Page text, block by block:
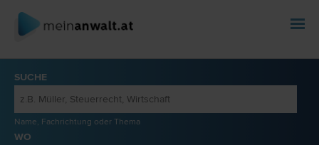
SUCHE
Name, Fachrichtung oder Thema
WO